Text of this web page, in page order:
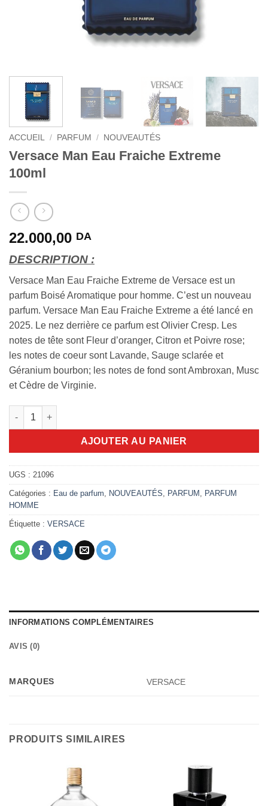
ACCUEIL / PARFUM / NOUVEAUTÉS
Versace Man Eau Fraiche Extreme
100ml
22.000,00 DA
DESCRIPTION :
Versace Man Eau Fraiche Extreme de Versace est un
parfum Boisé Aromatique pour homme. C’est un nouveau
parfum. Versace Man Eau Fraiche Extreme a été lancé en
2025. Le nez derrière ce parfum est Olivier Cresp. Les
notes de tête sont Fleur d’oranger, Citron et Poivre rose;
les notes de coeur sont Lavande, Sauge sclarée et
Géranium bourbon; les notes de fond sont Ambroxan, Musc
et Cèdre de Virginie.
quantité de Versace Man Eau Fraiche Extreme 100ml
AJOUTER AU PANIER
UGS : 21096
Catégories : Eau de parfum NOUVEAUTÉS PARFUM
PARFUM
HOMME
Étiquette : VERSACE
INFORMATIONS COMPLÉMENTAIRES
AVIS (0)
MARQUES VERSACE
PRODUITS SIMILAIRES